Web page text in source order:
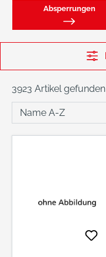
Absperrungen
3923 Artikel gefunden